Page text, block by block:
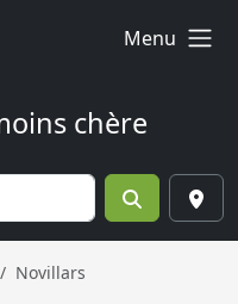
Menu
chère
Novillars